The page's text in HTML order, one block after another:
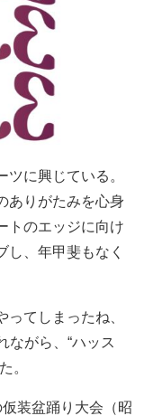
に興じている。
ありがたみを心身
トのエッジに向け
し、年甲斐もなく
てしまったね、
ながら、“ハッス
。
装盆踊り大会（昭